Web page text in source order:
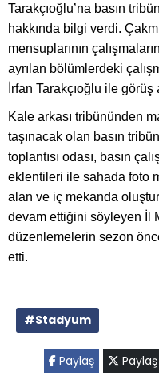
Tarakçıoğlu’na basın
hakkında bilgi verdi.
mensuplarının
ayrılan bölümlerdeki
İrfan Tarakçıoğlu ile
Kale arkası tribününden
taşınacak olan basın
toplantısı odası, basın
eklentileri ile sahada foto
alan ve iç mekanda
devam ettiğini söyleyen İl
düzenlemelerin sezon
etti.
#Stadyum
Paylaş Paylaş